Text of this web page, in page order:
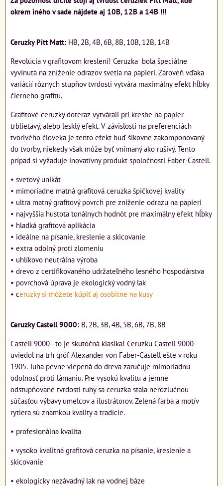
okrem iného v sade nájdete aj 10B, 12B a 14B !!!
Ceruzky Pitt Matt: HB, 2B, 4B, 6B, 8B, 10B, 12B, 14B
Revolúcia v grafitovom kreslení! Ceruzka bola špeciálne
vyvinutá na zníženie odrazov svetla na papieri. Zároveň vďaka
variácií rôznych stupňov tvrdosti vytvára maximálny efekt hĺbky
čierneho grafitu.
Grafitové ceruzky doteraz vytvárali pri kresbe na papier
trblietavý, alebo lesklý efekt. V závislosti na preferenciách
tvorivého človeka je tento efekt buď šikovne zakomponovaný
do tvorby, niekedy však môže byť vnímaný ako rušivý. Tento
prípad si vyžaduje inovatívny produkt spoločnosti Faber-Castell.
• svetový unikát
• mimoriadne matná grafitová ceruzka špičkovej kvality
• ultra matný grafitový povrch pre zníženie odrazu na papieri
• najvyššia hustota tonálnych hodnôt pre maximálny efekt hĺbky
• hladká grafitová aplikácia
• ideálne na písanie, kreslenie a skicovanie
• extra odolný proti zlomeniu
• uhlíkovo neutrálna výroba
• drevo z certifikovaného udržateľného lesného hospodárstva
• povrchová úprava je ekologický vodný lak
• ceruzky si môžete kúpiť aj osobitne na kusy
Ceruzky Castell 9000: B, 2B, 3B, 4B, 5B, 6B, 7B, 8B
Castell 9000 - to je skutočná klasika! Ceruzku Castell 9000
uviedol na trh gróf Alexander von Faber-Castell ešte v roku
1905. Tuha pevne vlepená do dreva zaručuje mimoriadnu
odolnosť proti lámaniu. Pre vysokú kvalitu a jemne
odstupňované tvrdosti tuhy sa ceruzka stala nerozlučnou
súčasťou výbavy umelcov a ilustrátorov. Zelená farba a motív
rytiera sú známkou kvality a tradície.
• profesionálna kvalita
• vysoko kvalitná grafitová ceruzka na písanie, kreslenie a
skicovanie
• ekologicky nezávadný lak na vodnej báze